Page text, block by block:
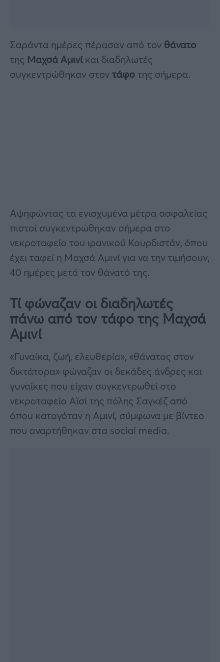
Σαράντα ημέρες πέρασαν από τον θάνατο
της Μαχσά Αμινίκαι διαδηλωτές
συγκεντρώθηκαν στοντάφοτης σήμερα.
Αψηφώντας τα ενισχυμένα μέτρα ασφαλείας
πιστοί συγκεντρώθηκαν σήμερα στο
νεκροταφείο του ιρανικού Κουρδιστάν, όπου
έχει ταφεί η Μαχσά Αμινί για να την τιμήσουν,
40 ημέρες μετά τον θάνατό της.
Τί φώναζαν οι διαδηλωτές
πάνω από τον τάφο της Μαχσά
Αμινί
«Γυναίκα, ζωή, ελευθερία», «θάνατος στον
δικτάτορα» φώναζαν οι δεκάδες άνδρες και
γυναίκες που είχαν συγκεντρωθεί στο
νεκροταφείο Αϊσί της πόλης Σαγκέζ από
όπου καταγόταν η Αμινί, σύμφωνα με βίντεο
που αναρτήθηκαν στα social media.